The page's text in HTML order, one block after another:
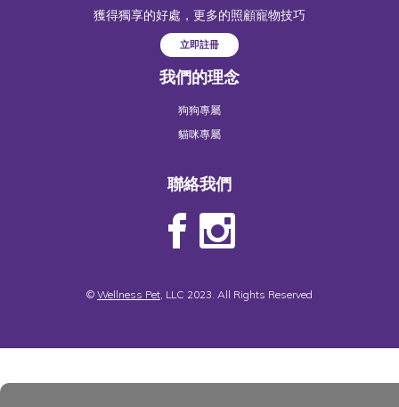
獲得獨享的好處，更多的照顧寵物技巧
立即註冊
我們的理念
狗狗專屬
貓咪專屬
聯絡我們
© Wellness Pet, LLC 2023. All Rights Reserved